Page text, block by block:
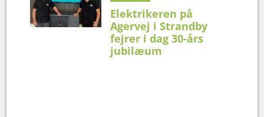
Elektrikeren på
Agervej i Strandby
fejrer i dag 30-års
jubilæum